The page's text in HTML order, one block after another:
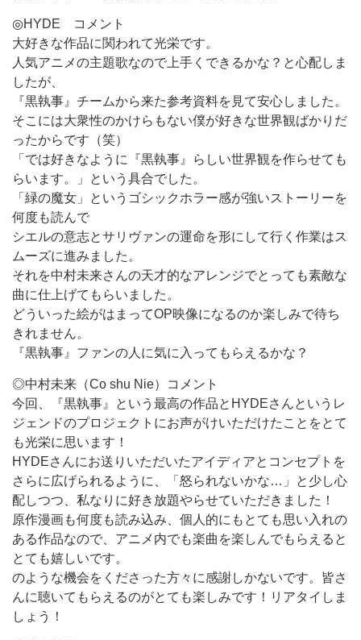
◎HYDE コメント
大好きな作品に関われて光栄です。
人気アニメの主題歌なので上手くできるかな？と心配しま
したが、
『黒執事』チームから来た参考資料を見て安心しました。
そこには大衆性のかけらもない僕が好きな世界観ばかりだ
ったからです（笑）
「では好きなように『黒執事』らしい世界観を作らせても
らいます。」という具合でした。
「緑の魔女」というゴシックホラー感が強いストーリーを
何度も読んで
シエルの意志とサリヴァンの運命を形にして行く作業はス
ムーズに進みました。
それを中村未来さんの天才的なアレンジでとっても素敵な
曲に仕上げてもらいました。
どういった絵がはまってOP映像になるのか楽しみで待ち
きれません。
『黒執事』ファンの人に気に入ってもらえるかな？
◎中村未来（Co shu Nie）コメント
今回、『黒執事』という最高の作品とHYDEさんというレ
ジェンドのプロジェクトにお声がけいただけたことをとて
も光栄に思います！
HYDEさんにお送りいただいたアイディアとコンセプトを
さらに広げられるように、「怒られないかな…」と少し心
配しつつ、私なりに好き放題やらせていただきました！
原作漫画も何度も読み込み、個人的にもとても思い入れの
ある作品なので、アニメ内でも楽曲を楽しんでもらえると
とても嬉しいです。
のような機会をくださった方々に感謝しかないです。皆さ
んに聴いてもらえるのがとても楽しみです！リアタイしま
しょう！